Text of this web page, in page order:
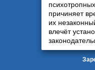
причиняет
их
влечёт